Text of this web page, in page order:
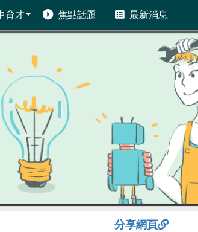
育才 焦點話題 最新消息
分享網頁